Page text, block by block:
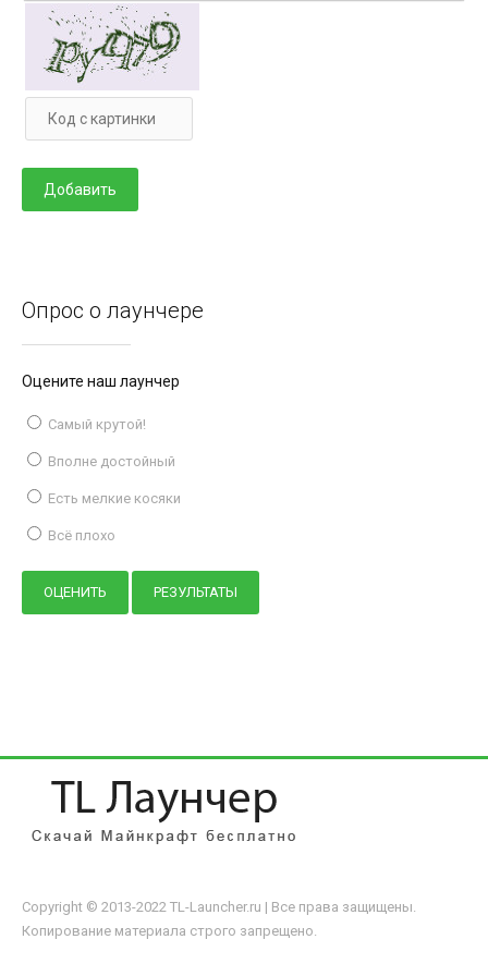
Опрос о лаунчере
Оцените наш лаунчер
Самый крутой!
Вполне достойный
Есть мелкие косяки
Всё плохо
Copyright © 2013-2022 TL-Launcher.ru | Все права защищены.
Копирование материала строго запрещено.